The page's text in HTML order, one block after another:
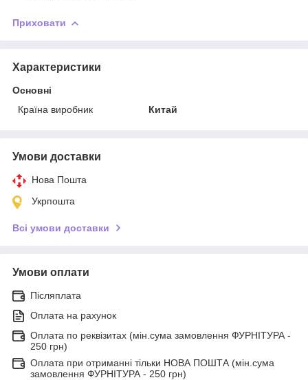
Приховати
Характеристики
Основні
Країна виробник
Китай
Умови доставки
Нова Пошта
Укрпошта
Всі умови доставки
Умови оплати
Післяплата
Оплата на рахунок
Оплата по реквізитах (мін.сума замовлення ФУРНІТУРА -
250 грн)
Оплата при отриманні тільки НОВА ПОШТА (мін.сума
замовлення ФУРНІТУРА - 250 грн)